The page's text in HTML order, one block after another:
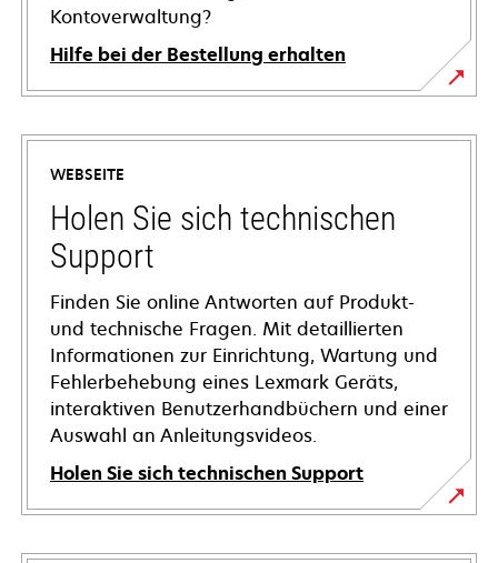
Kontoverwaltung?
Hilfe bei der Bestellung erhalten
WEBSEITE
Holen Sie sich technischen
Support
Finden Sie online Antworten auf Produkt-
und technische Fragen. Mit detaillierten
Informationen zur Einrichtung, Wartung und
Fehlerbehebung eines Lexmark Geräts,
interaktiven Benutzerhandbüchern und einer
Auswahl an Anleitungsvideos.
Holen Sie sich technischen Support
wird
in